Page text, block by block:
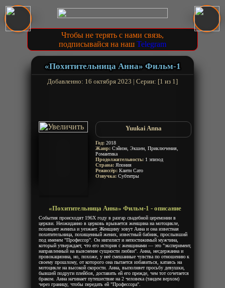
Чтобы не терять с нами связь,
подписывайся на наш Telegram
«Похитительница Анна» Фильм-1
Добавленно: 16 октября 2023 | Серии: [1 из 1]
Yuukai Anna
Год: 2018
Жанр: Сэйнэн, Экшен, Приключения,
Романтика
Продолжительность: 1 эпизод
Страна: Япония
Режиссёр: Каити Сато
Озвучка: Субтитры
«Похитительница Анна» Фильм-1 - описание
События происходят 196X году в разгар свадебной церемонии в
церкви. Неожиданно в церковь врывается женщина на мотоцикле,
похищает жениха и уезжает. Женщину зовут Анна и она известная
похитительница, похищенный жених, известный бабник, прослывший
под именем "Профессор". Он нигилист и непостижимый мужчина,
который утверждает, что его история с женщинами — это "эксперимент,
направленный на выяснение сущности любви". Анна, несдержанна и
провокационна, но, похоже, у неё смешанные чувства по отношению к
своему прошлому, от которого она пытается избавиться, катаясь на
мотоцикле на высокой скорости. Анна, выполняет просьбу девушки,
бывшей подруги плейбоя, доставить ей его прежде, чем тот сочетается
браком. Анна начинает путешествие на 2 человека (тандем верхом)
через границу, чтобы передать ей "Профессора".